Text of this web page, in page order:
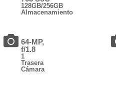
128GB/256GB
Almacenamiento
64-MP,
f/1.8
1
Trasera
Cámara